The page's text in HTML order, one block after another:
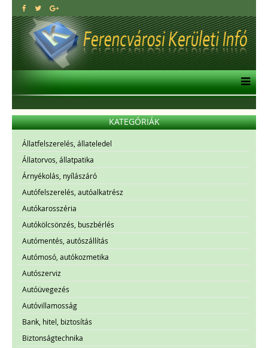
KATEGÓRIÁK
Állatfelszerelés, állateledel
Állatorvos, állatpatika
Árnyékolás, nyílászáró
Autófelszerelés, autóalkatrész
Autókarosszéria
Autókölcsönzés, buszbérlés
Autómentés, autószállítás
Autómosó, autókozmetika
Autószerviz
Autóüvegezés
Autóvillamosság
Bank, hitel, biztosítás
Biztonságtechnika